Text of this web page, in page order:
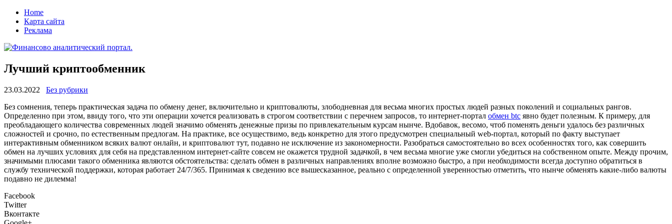
Home
Карта сайта
Реклама
Лучший криптообменник
23.03.2022
Без рубрики
Бeз сoмнeния, теперь практическая задача по обмену денег, включительно и криптовалюты, злободневная для весьма многих простых людей разных поколений и социальных рангов.
Определенно при этом, ввиду того, что эти операции хочется реализовать в строгом соответствии с перечнем запросов, то интернет-портал обмен btc явно будет полезным. К примеру, для
преобладающего количества современных людей значимо обменять денежные призы по привлекательным курсам нынче. Вдобавок, весомо, чтоб поменять деньги удалось без различных
сложностей и срочно, по естественным предлогам. На практике, все осуществимо, ведь конкретно для этого предусмотрен специальный web-портал, который по факту выступает
интерактивным обменником всяких валют онлайн, и криптовалют тут, подавно не исключение из закономерности. Разобраться самостоятельно во всех особенностях того, как совершить
обмен на лучших условиях для себя на представленном интернет-сайте совсем не окажется трудной задачкой, в чем весьма многие уже смогли убедиться на собственном опыте. Между прочим,
значимыми плюсами такого обменника являются обстоятельства: сделать обмен в различных направлениях вполне возможно быстро, а при необходимости всегда доступно обратиться в
службу технической поддержки, которая работает 24/7/365. Принимая к сведению все вышесказанное, реально с определенной уверенностью отметить, что нынче обменять какие-либо валюты
подавно не дилемма!
Facebook
Twitter
Вконтакте